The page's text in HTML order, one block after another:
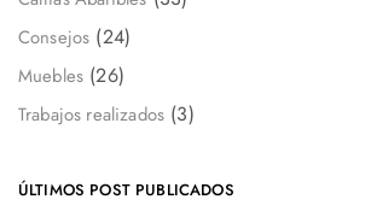
Consejos (24)
Muebles (26)
Trabajos realizados (3)
ÚLTIMOS POST PUBLICADOS